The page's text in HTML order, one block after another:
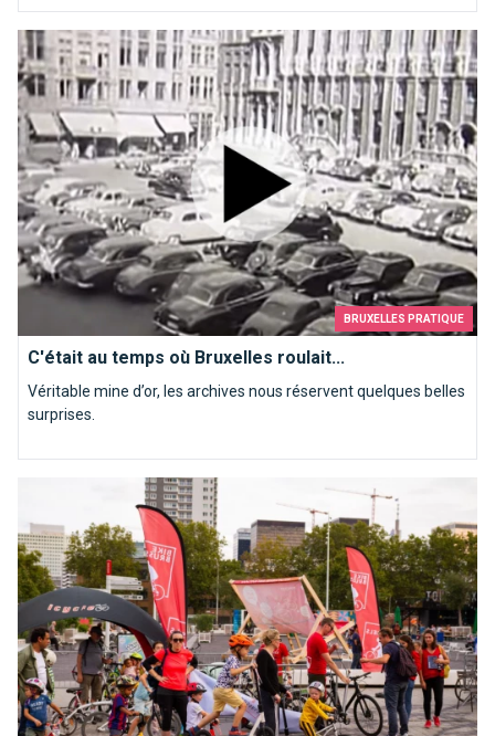
BRUXELLES PRATIQUE
C'était au temps où Bruxelles roulait...
Véritable mine d’or, les archives nous réservent quelques belles
surprises.
C'était au temps où Bruxelles roulait...
Le salon Bike Brussels est de retour pour vous en mettre